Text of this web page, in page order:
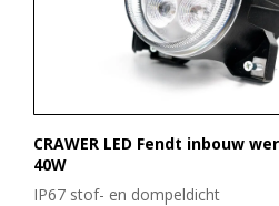
aluminium behuizing met
Bovendien is de lamp CISPR Klasse
betekent dat er geen storingen
aanzienlijk verbetert.
Deze CRAWER werklamp levert een
CRAWER LED Fendt inbouw
40W
IP67 stof- en dompeldicht